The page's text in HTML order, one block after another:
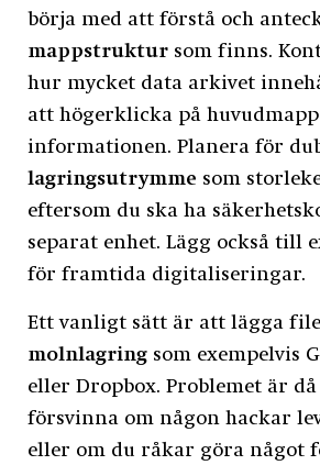
börja med att förstå och
mappstruktur som finns.
hur mycket data arkivet
att högerklicka på
informationen. Planera för
lagringsutrymme som
eftersom du ska ha
separat enhet. Lägg också till
för framtida digitaliseringar.
Ett vanligt sätt är att lägga
molnlagring som exempelvis
eller Dropbox. Problemet är
försvinna om någon hackar
eller om du råkar göra något